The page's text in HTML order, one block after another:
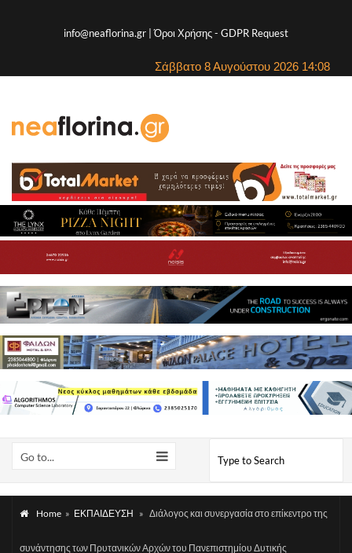
info@neaflorina.gr |Όροι Χρήσης- GDPR Request
Σάββατο 8 Αυγούστου 2026 14:08
Go to...
Home » ΕΚΠΑΙΔΕΥΣΗ » Διάλογος και συνεργασία στο επίκεντρο της
συνάντησης των Πρυτανικών Αρχών του Πανεπιστημίου Δυτικής